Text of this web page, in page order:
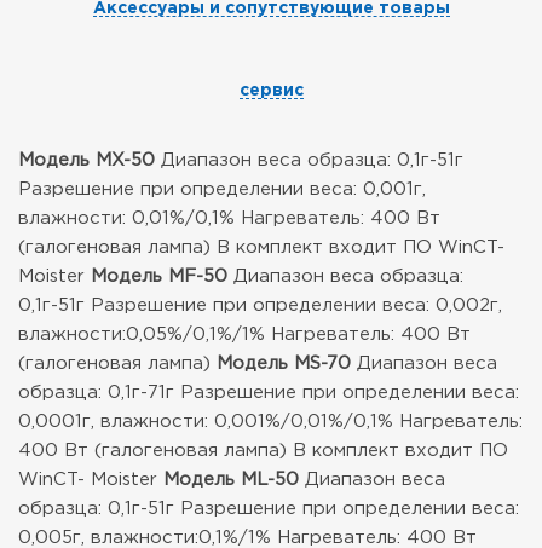
Аксессуары и сопутствующие товары
сервис
Модель MX-50 Диапазон веса образца: 0,1г-51г
Разрешение при определении веса: 0,001г,
влажности: 0,01%/0,1% Нагреватель: 400 Вт
(галогеновая лампа) В комплект входит ПО WinCT-
Moister
Модель MF-50 Диапазон веса образца:
0,1г-51г Разрешение при определении веса: 0,002г,
влажности:0,05%/0,1%/1% Нагреватель: 400 Вт
(галогеновая лампа)
Модель MS-70 Диапазон веса
образца: 0,1г-71г Разрешение при определении веса:
0,0001г, влажности: 0,001%/0,01%/0,1% Нагреватель:
400 Вт (галогеновая лампа) В комплект входит ПО
WinCT- Moister
Модель ML-50 Диапазон веса
образца: 0,1г-51г Разрешение при определении веса:
0,005г, влажности:0,1%/1% Нагреватель: 400 Вт